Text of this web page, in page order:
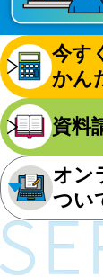
今す
かん
資料
オン
つい